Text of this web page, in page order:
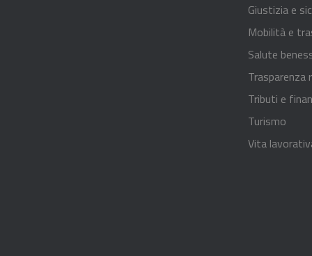
Giustizia e
Mobilità e
Salute
Trasparenza
Tributi e
Turismo
Vita